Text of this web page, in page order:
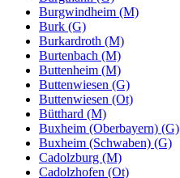
Burgwindheim (M)
Burk (G)
Burkardroth (M)
Burtenbach (M)
Buttenheim (M)
Buttenwiesen (G)
Buttenwiesen (Ot)
Bütthard (M)
Buxheim (Oberbayern) (G)
Buxheim (Schwaben) (G)
Cadolzburg (M)
Cadolzhofen (Ot)